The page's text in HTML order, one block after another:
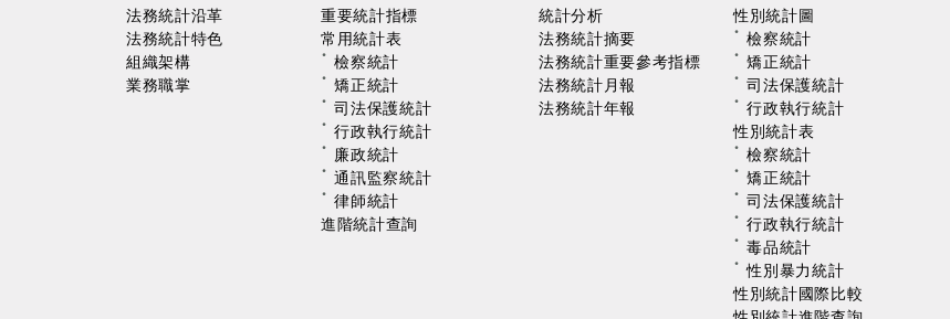
法務統計沿革
法務統計特色
組織架構
業務職掌
重要統計指標
常用統計表
檢察統計
矯正統計
司法保護統計
行政執行統計
廉政統計
通訊監察統計
律師統計
進階統計查詢
統計分析
法務統計摘要
法務統計重要參考指標
法務統計月報
法務統計年報
性別統計圖
檢察統計
矯正統計
司法保護統計
行政執行統計
性別統計表
檢察統計
矯正統計
司法保護統計
行政執行統計
毒品統計
性別暴力統計
性別統計國際比較